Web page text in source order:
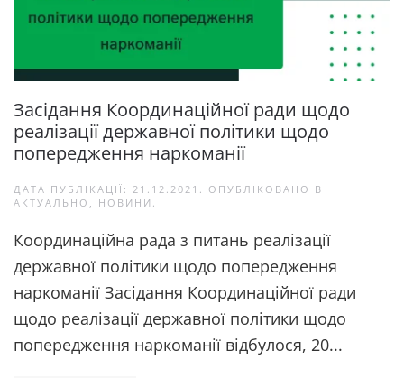
Засідання Координаційної ради щодо
реалізації державної політики щодо
попередження наркоманії
ДАТА ПУБЛІКАЦІЇ: 21.12.2021
. ОПУБЛІКОВАНО В
АКТУАЛЬНО
НОВИНИ
Координаційна рада з питань реалізації
державної політики щодо попередження
наркоманії Засідання Координаційної ради
щодо реалізації державної політики щодо
попередження наркоманії відбулося, 20...